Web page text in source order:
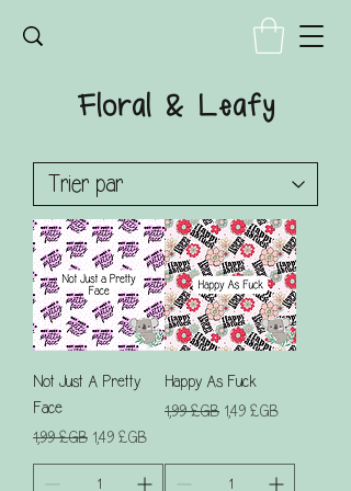
Floral & Leafy
Not Just A Pretty
Face
Prix original
1,99 £GB Prix promotionnel
1,49 £GB
Happy As Fuck
Prix original
1,99 £GB Prix promotionnel
1,49 £GB